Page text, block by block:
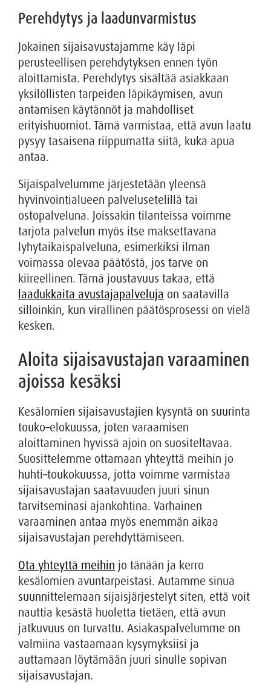
Perehdytys ja laadunvarmistus
Jokainen sijaisavustajamme käy läpi
perusteellisen perehdytyksen ennen työn
aloittamista. Perehdytys sisältää asiakkaan
yksilöllisten tarpeiden läpikäymisen, avun
antamisen käytännöt ja mahdolliset
erityishuomiot. Tämä varmistaa, että avun laatu
pysyy tasaisena riippumatta siitä, kuka apua
antaa.
Sijaispalvelumme järjestetään yleensä
hyvinvointialueen palvelusetelillä tai
ostopalveluna. Joissakin tilanteissa voimme
tarjota palvelun myös itse maksettavana
lyhytaikaispalveluna, esimerkiksi ilman
voimassa olevaa päätöstä, jos tarve on
kiireellinen. Tämä joustavuus takaa, että
laadukkaita avustajapalveluja on saatavilla
silloinkin, kun virallinen päätösprosessi on vielä
kesken.
Aloita sijaisavustajan varaaminen
ajoissa kesäksi
Kesälomien sijaisavustajien kysyntä on suurinta
touko–elokuussa, joten varaamisen
aloittaminen hyvissä ajoin on suositeltavaa.
Suosittelemme ottamaan yhteyttä meihin jo
huhti–toukokuussa, jotta voimme varmistaa
sijaisavustajan saatavuuden juuri sinun
tarvitseminasi ajankohtina. Varhainen
varaaminen antaa myös enemmän aikaa
sijaisavustajan perehdyttämiseen.
Ota yhteyttä meihin jo tänään ja kerro
kesälomien avuntarpeistasi. Autamme sinua
suunnittelemaan sijaisjärjestelyt siten, että voit
nauttia kesästä huoletta tietäen, että avun
jatkuvuus on turvattu. Asiakaspalvelumme on
valmiina vastaamaan kysymyksiisi ja
auttamaan löytämään juuri sinulle sopivan
sijaisavustajan.